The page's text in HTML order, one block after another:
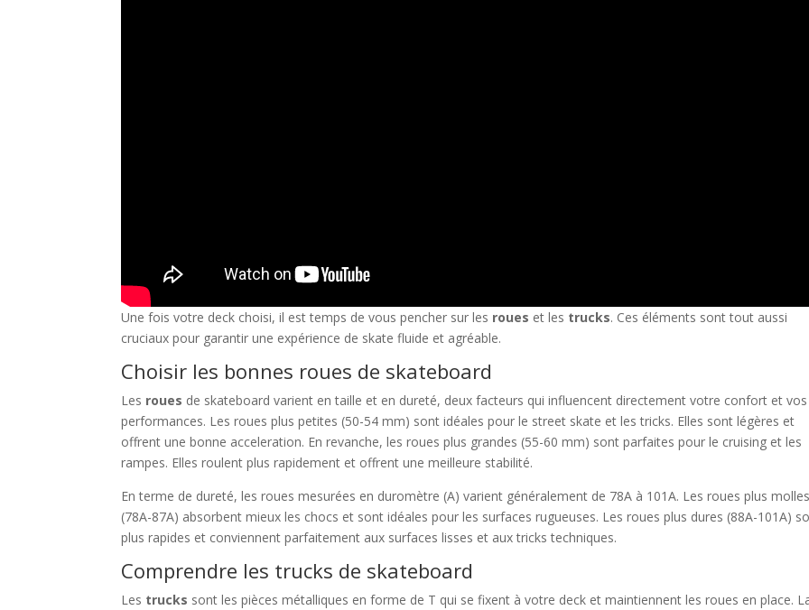
Une fois votre deck choisi, il est temps de vous pencher sur les roues et les trucks. Ces éléments sont tout aussi
cruciaux pour garantir une expérience de skate fluide et agréable.
Choisir les bonnes roues de skateboard
Les roues de skateboard varient en taille et en dureté, deux facteurs qui influencent directement votre confort et vos
performances. Les roues plus petites (50-54 mm) sont idéales pour le street skate et les tricks. Elles sont légères et
offrent une bonne acceleration. En revanche, les roues plus grandes (55-60 mm) sont parfaites pour le cruising et les
rampes. Elles roulent plus rapidement et offrent une meilleure stabilité.
En terme de dureté, les roues mesurées en duromètre (A) varient généralement de 78A à 101A. Les roues plus molles
(78A-87A) absorbent mieux les chocs et sont idéales pour les surfaces rugueuses. Les roues plus dures (88A-101A)
plus rapides et conviennent parfaitement aux surfaces lisses et aux tricks techniques.
Comprendre les trucks de skateboard
Les trucks sont les pièces métalliques en forme de T qui se fixent à votre deck et maintiennent les roues en place.